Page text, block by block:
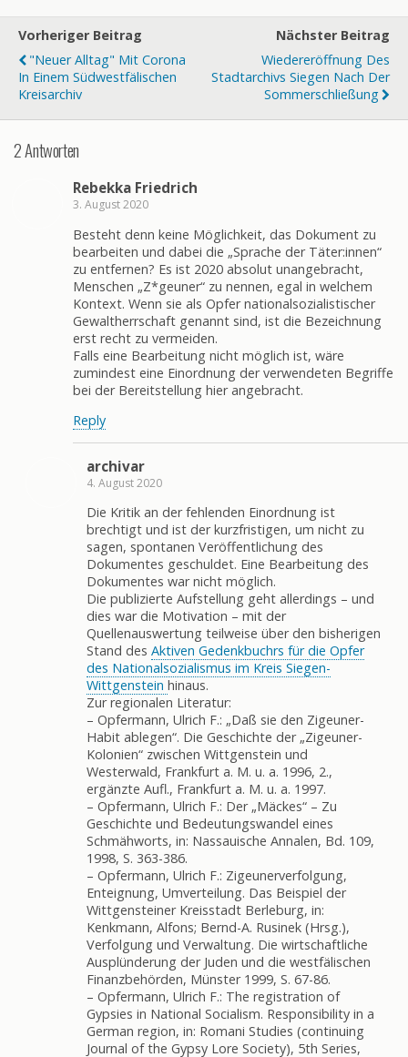
Vorheriger Beitrag
"Neuer Alltag" Mit Corona
In Einem Südwestfälischen
Kreisarchiv
Nächster Beitrag
Wiedereröffnung Des
Stadtarchivs Siegen Nach Der
Sommerschließung
2 Antworten
Rebekka Friedrich
3. August 2020
Besteht denn keine Möglichkeit, das Dokument zu
bearbeiten und dabei die „Sprache der Täter:innen“
zu entfernen? Es ist 2020 absolut unangebracht,
Menschen „Z*geuner“ zu nennen, egal in welchem
Kontext. Wenn sie als Opfer nationalsozialistischer
Gewaltherrschaft genannt sind, ist die Bezeichnung
erst recht zu vermeiden.
Falls eine Bearbeitung nicht möglich ist, wäre
zumindest eine Einordnung der verwendeten Begriffe
bei der Bereitstellung hier angebracht.
Reply
archivar
4. August 2020
Die Kritik an der fehlenden Einordnung ist
brechtigt und ist der kurzfristigen, um nicht zu
sagen, spontanen Veröffentlichung des
Dokumentes geschuldet. Eine Bearbeitung des
Dokumentes war nicht möglich.
Die publizierte Aufstellung geht allerdings – und
dies war die Motivation – mit der
Quellenauswertung teilweise über den bisherigen
Stand des Aktiven Gedenkbuchrs für die Opfer
des Nationalsozialismus im Kreis Siegen-
Wittgenstein hinaus.
Zur regionalen Literatur:
– Opfermann, Ulrich F.: „Daß sie den Zigeuner-
Habit ablegen“. Die Geschichte der „Zigeuner-
Kolonien“ zwischen Wittgenstein und
Westerwald, Frankfurt a. M. u. a. 1996, 2.,
ergänzte Aufl., Frankfurt a. M. u. a. 1997.
– Opfermann, Ulrich F.: Der „Mäckes“ – Zu
Geschichte und Bedeutungswandel eines
Schmähworts, in: Nassauische Annalen, Bd. 109,
1998, S. 363-386.
– Opfermann, Ulrich F.: Zigeunerverfolgung,
Enteignung, Umverteilung. Das Beispiel der
Wittgensteiner Kreisstadt Berleburg, in:
Kenkmann, Alfons; Bernd-A. Rusinek (Hrsg.),
Verfolgung und Verwaltung. Die wirtschaftliche
Ausplünderung der Juden und die westfälischen
Finanzbehörden, Münster 1999, S. 67-86.
– Opfermann, Ulrich F.: The registration of
Gypsies in National Socialism. Responsibility in a
German region, in: Romani Studies (continuing
Journal of the Gypsy Lore Society), 5th Series,